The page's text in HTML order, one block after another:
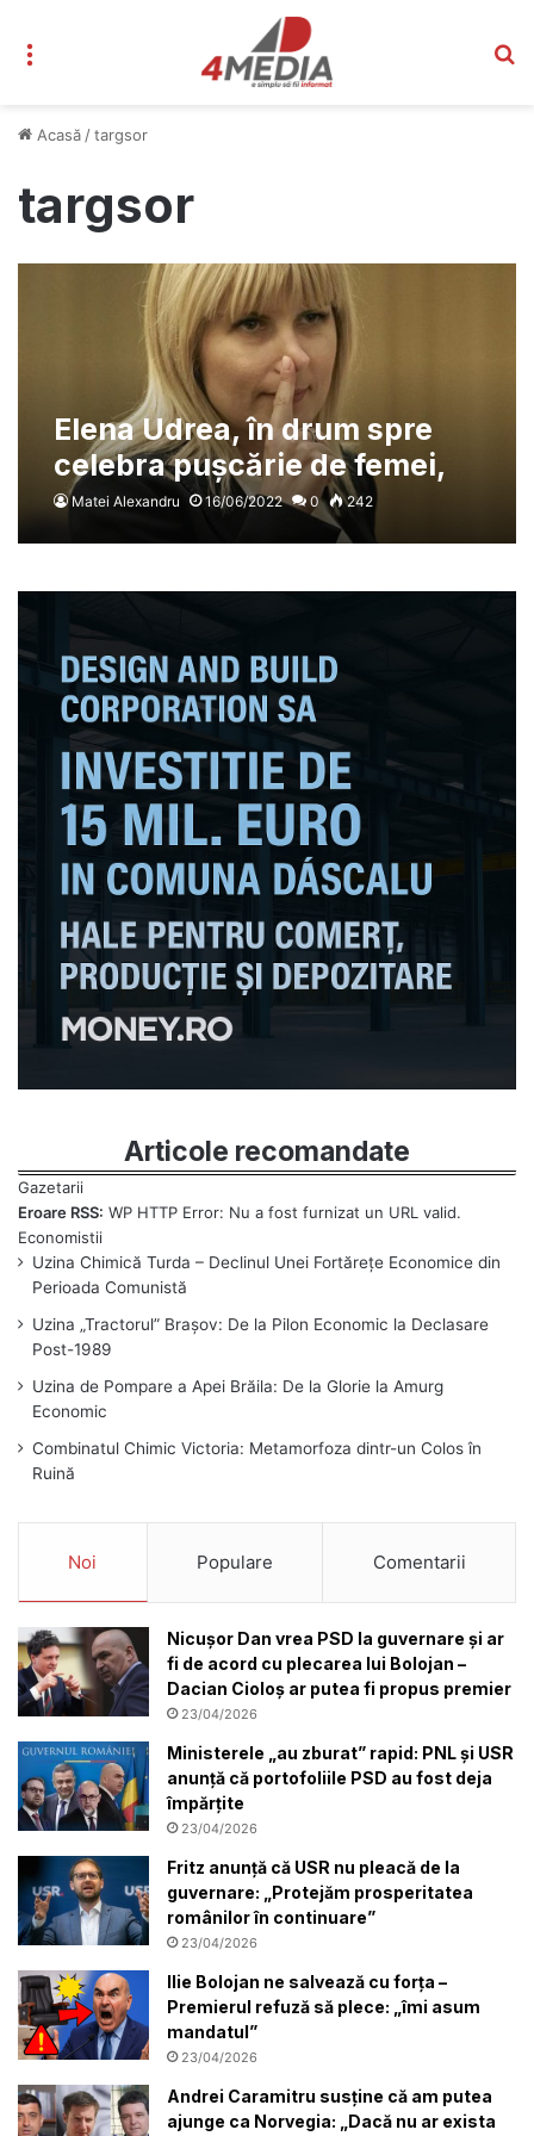
Acasă /targsor
targsor
Elena Udrea, în drum spre
celebra pușcărie de femei,
Târgșor
Matei Alexandru 16/06/2022 0 242
Articole recomandate
Eroare RSS: WP HTTP Error: Nu a fost furnizat un URL valid.
Uzina Chimică Turda – Declinul Unei Fortărețe Economice din
Perioada Comunistă
Uzina „Tractorul” Brașov: De la Pilon Economic la Declasare
Post-1989
Uzina de Pompare a Apei Brăila: De la Glorie la Amurg
Economic
Combinatul Chimic Victoria: Metamorfoza dintr-un Colos în
Ruină
Noi Populare Comentarii
Nicuşor Dan vrea PSD la guvernare şi ar
fi de acord cu plecarea lui Bolojan –
Dacian Cioloș ar putea fi propus premier
23/04/2026
Ministerele „au zburat” rapid: PNL și USR
anunță că portofoliile PSD au fost deja
împărțite
23/04/2026
Fritz anunță că USR nu pleacă de la
guvernare: „Protejăm prosperitatea
românilor în continuare”
23/04/2026
Ilie Bolojan ne salvează cu forța –
Premierul refuză să plece: „îmi asum
mandatul”
23/04/2026
Andrei Caramitru susține că am putea
ajunge ca Norvegia: „Dacă nu ar exista